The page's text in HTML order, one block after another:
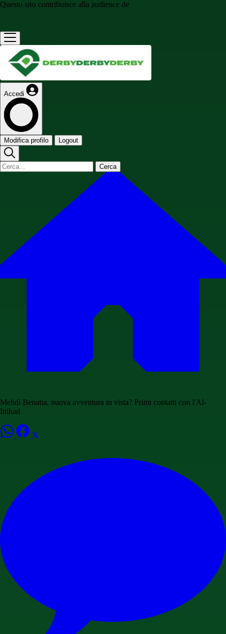
Questo sito contribuisce alla audience de
Accedi
Modifica profilo Logout
Cerca
Mehdi Benatia, nuova avventura in vista? Primi contatti con l'Al-
Ittihad